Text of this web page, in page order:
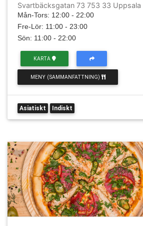
Svartbäcksgatan 73 753 33 Uppsala
Mån-Tors: 12:00 - 22:00
Fre-Lör: 11:00 - 23:00
Sön: 11:00 - 22:00
KARTA
MENY (SAMMANFATTNING)
Asiatiskt Indiskt